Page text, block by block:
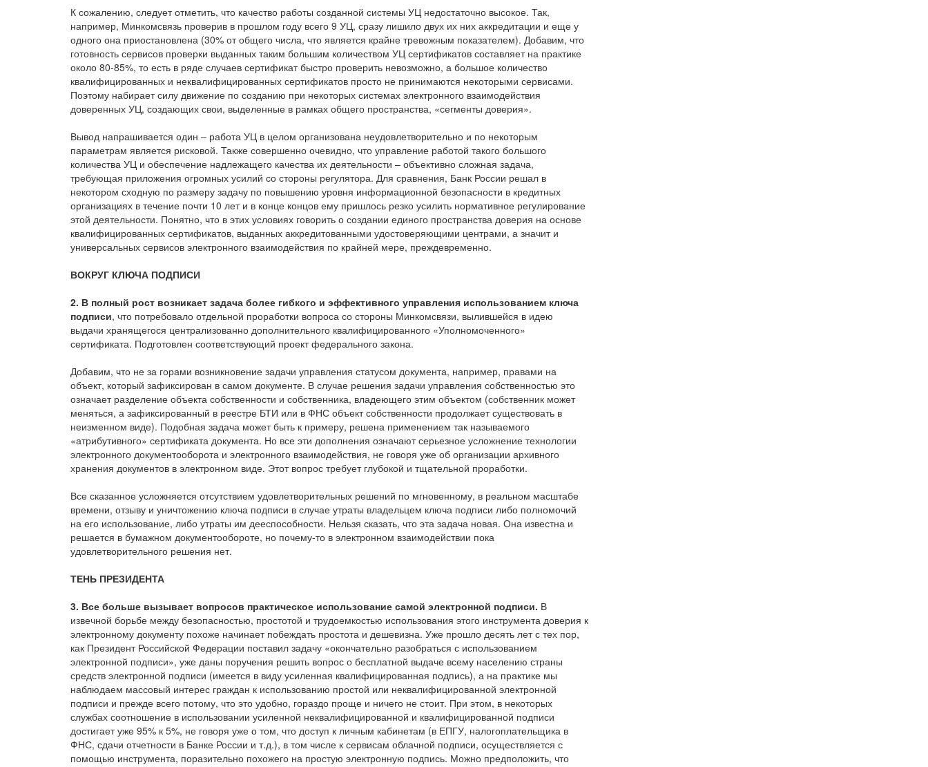
К сожалению, следует отметить, что качество работы созданной системы УЦ недостаточно высокое. Так,
например, Минкомсвязь проверив в прошлом году всего 9 УЦ, сразу лишило двух их них аккредитации и еще у
одного она приостановлена (30% от общего числа, что является крайне тревожным показателем). Добавим, что
готовность сервисов проверки выданных таким большим количеством УЦ сертификатов составляет на практике
около 80-85%, то есть в ряде случаев сертификат быстро проверить невозможно, а большое количество
квалифицированных и неквалифицированных сертификатов просто не принимаются некоторыми сервисами.
Поэтому набирает силу движение по созданию при некоторых системах электронного взаимодействия
доверенных УЦ, создающих свои, выделенные в рамках общего пространства, «сегменты доверия».
Вывод напрашивается один – работа УЦ в целом организована неудовлетворительно и по некоторым
параметрам является рисковой. Также совершенно очевидно, что управление работой такого большого
количества УЦ и обеспечение надлежащего качества их деятельности – объективно сложная задача,
требующая приложения огромных усилий со стороны регулятора. Для сравнения, Банк России решал в
некотором сходную по размеру задачу по повышению уровня информационной безопасности в кредитных
организациях в течение почти 10 лет и в конце концов ему пришлось резко усилить нормативное регулирование
этой деятельности. Понятно, что в этих условиях говорить о создании единого пространства доверия на основе
квалифицированных сертификатов, выданных аккредитованными удостоверяющими центрами, а значит и
универсальных сервисов электронного взаимодействия по крайней мере, преждевременно.
ВОКРУГ КЛЮЧА ПОДПИСИ
2. В полный рост возникает задача более гибкого и эффективного управления использованием ключа
подписи, что потребовало отдельной проработки вопроса со стороны Минкомсвязи, вылившейся в идею
выдачи хранящегося централизованно дополнительного квалифицированного «Уполномоченного»
сертификата. Подготовлен соответствующий проект федерального закона.
Добавим, что не за горами возникновение задачи управления статусом документа, например, правами на
объект, который зафиксирован в самом документе. В случае решения задачи управления собственностью это
означает разделение объекта собственности и собственника, владеющего этим объектом (собственник может
меняться, а зафиксированный в реестре БТИ или в ФНС объект собственности продолжает существовать в
неизменном виде). Подобная задача может быть к примеру, решена применением так называемого
«атрибутивного» сертификата документа. Но все эти дополнения означают серьезное усложнение технологии
электронного документооборота и электронного взаимодействия, не говоря уже об организации архивного
хранения документов в электронном виде. Этот вопрос требует глубокой и тщательной проработки.
Все сказанное усложняется отсутствием удовлетворительных решений по мгновенному, в реальном масштабе
времени, отзыву и уничтожению ключа подписи в случае утраты владельцем ключа подписи либо полномочий
на его использование, либо утраты им дееспособности. Нельзя сказать, что эта задача новая. Она известна и
решается в бумажном документообороте, но почему-то в электронном взаимодействии пока
удовлетворительного решения нет.
ТЕНЬ ПРЕЗИДЕНТА
3. Все больше вызывает вопросов практическое использование самой электронной подписи. В
извечной борьбе между безопасностью, простотой и трудоемкостью использования этого инструмента доверия к
электронному документу похоже начинает побеждать простота и дешевизна. Уже прошло десять лет с тех пор,
как Президент Российской Федерации поставил задачу «окончательно разобраться с использованием
электронной подписи», уже даны поручения решить вопрос о бесплатной выдаче всему населению страны
средств электронной подписи (имеется в виду усиленная квалифицированная подпись), а на практике мы
наблюдаем массовый интерес граждан к использованию простой или неквалифицированной электронной
подписи и прежде всего потому, что это удобно, гораздо проще и ничего не стоит. При этом, в некоторых
службах соотношение в использовании усиленной неквалифицированной и квалифицированной подписи
достигает уже 95% к 5%, не говоря уже о том, что доступ к личным кабинетам (в ЕПГУ, налогоплательщика в
ФНС, сдачи отчетности в Банке России и т.д.), в том числе к сервисам облачной подписи, осуществляется с
помощью инструмента, поразительно похожего на простую электронную подпись. Можно предположить, что